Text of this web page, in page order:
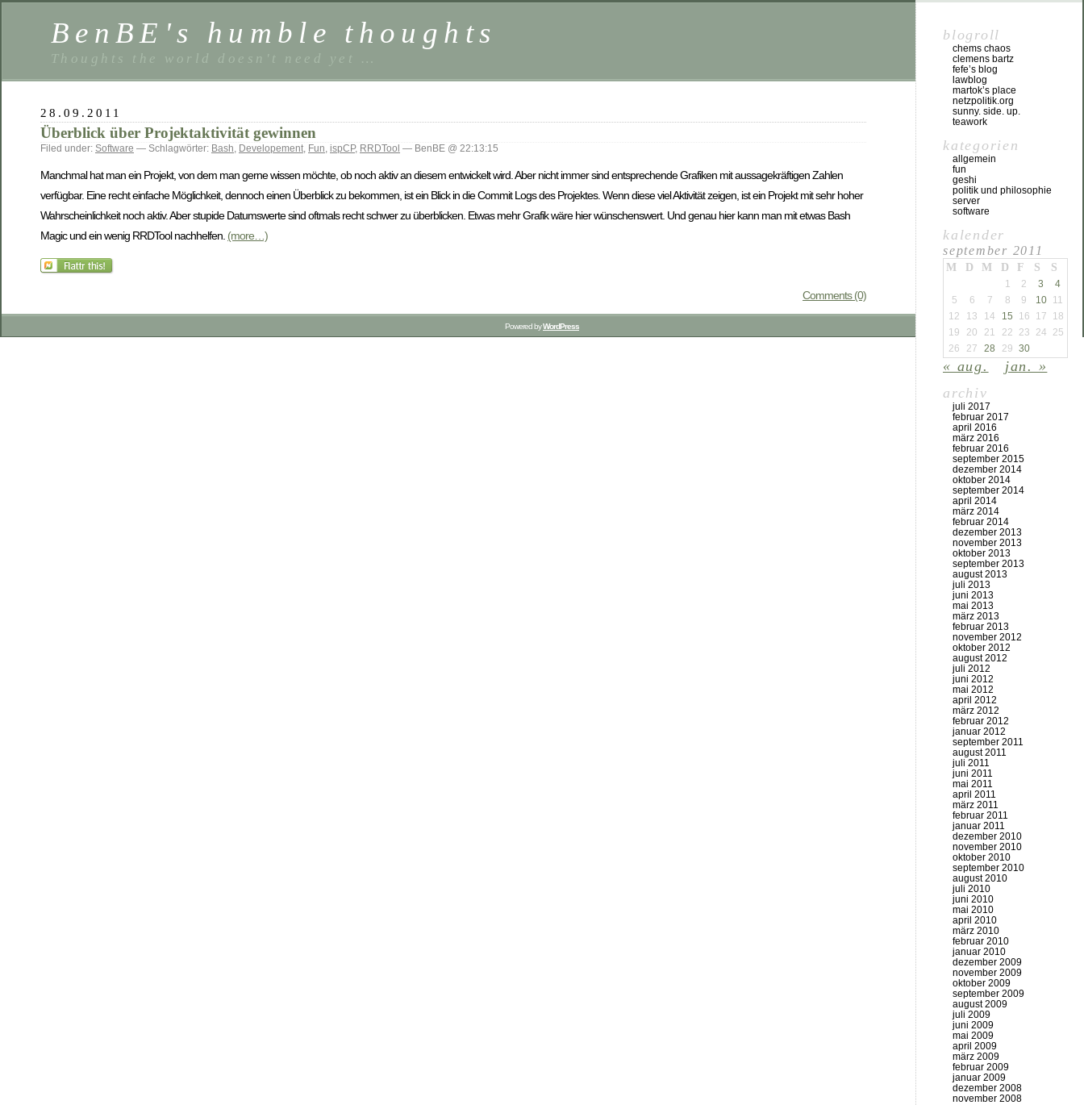
BenBE's humble thoughts
Thoughts the world doesn't need yet …
28.09.2011
Überblick über Projektaktivität gewinnen
Filed under: Software — Schlagwörter: Bash, Developement, Fun, ispCP, RRDTool — BenBE @ 22:13:15
Manchmal hat man ein Projekt, von dem man gerne wissen möchte, ob noch aktiv an diesem entwickelt wird. Aber nicht immer sind entsprechende Grafiken mit aussagekräftigen Zahlen
verfügbar. Eine recht einfache Möglichkeit, dennoch einen Überblick zu bekommen, ist ein Blick in die Commit Logs des Projektes. Wenn diese viel Aktivität zeigen, ist ein Projekt mit sehr hoher
Wahrscheinlichkeit noch aktiv. Aber stupide Datumswerte sind oftmals recht schwer zu überblicken. Etwas mehr Grafik wäre hier wünschenswert. Und genau hier kann man mit etwas Bash
Magic und ein wenig RRDTool nachhelfen. (more…)
Comments (0)
blogroll
chems chaos
clemens bartz
fefe’s blog
lawblog
martok’s place
netzpolitik.org
sunny. side. up.
teawork
kategorien
allgemein
fun
geshi
politik und philosophie
server
software
kalender
september 2011
M D M D F S S
1 2 3
4
5
6 7 8 9 10
11
12
13 14 15 16 17
18
19
20 21 22 23 24
25
26
27 28 29 30
« aug.
jan. »
archiv
juli 2017
februar 2017
april 2016
märz 2016
februar 2016
september 2015
dezember 2014
oktober 2014
september 2014
april 2014
märz 2014
februar 2014
dezember 2013
november 2013
oktober 2013
september 2013
august 2013
juli 2013
juni 2013
mai 2013
märz 2013
februar 2013
november 2012
oktober 2012
august 2012
juli 2012
juni 2012
mai 2012
april 2012
märz 2012
februar 2012
januar 2012
september 2011
august 2011
juli 2011
juni 2011
mai 2011
april 2011
märz 2011
februar 2011
januar 2011
dezember 2010
november 2010
oktober 2010
september 2010
august 2010
juli 2010
juni 2010
mai 2010
april 2010
märz 2010
februar 2010
januar 2010
dezember 2009
november 2009
oktober 2009
september 2009
august 2009
juli 2009
juni 2009
mai 2009
april 2009
märz 2009
februar 2009
januar 2009
dezember 2008
november 2008
Powered byWordPress